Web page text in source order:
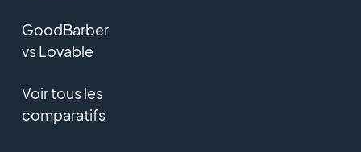
GoodBarber
vs Lovable
Voir tous les
comparatifs